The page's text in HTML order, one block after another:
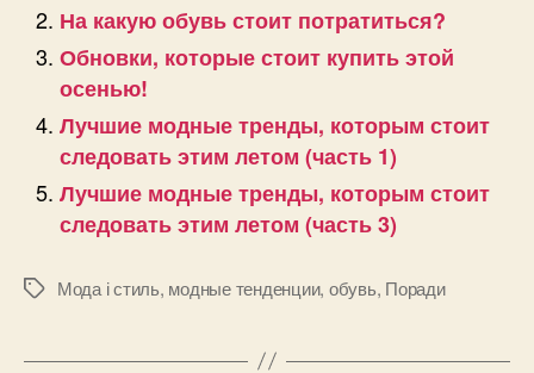
На какую обувь стоит потратиться?
Обновки, которые стоит купить этой
осенью!
Лучшие модные тренды, которым стоит
следовать этим летом (часть 1)
Лучшие модные тренды, которым стоит
следовать этим летом (часть 3)
ПозначкиМода і стиль, модные тенденции, обувь, Поради